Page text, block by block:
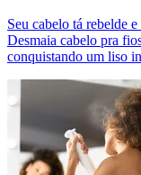
Seu cabelo tá rebelde
Desmaia cabelo pra
conquistando um liso